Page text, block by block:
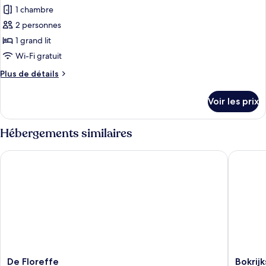
Chambre
Double
les
photos
pour
ce
type
de
Chambre
Double
Confort
1 chambre
2 personnes
1 grand lit
Wi-Fi gratuit
Plus de détails
Plus
le
type
de
chambre
Chambre
Voir les prix
Hébergements similaires
De
De Floreffe
De Floreffe
Bokrijks
Bokrijks